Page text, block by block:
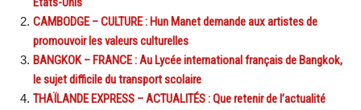
CAMBODGE – CULTURE : Hun Manet demande aux artistes de
promouvoir les valeurs culturelles
BANGKOK – FRANCE : Au Lycée international français de Bangkok,
le sujet difficile du transport scolaire
THAÏLANDE EXPRESS – ACTUALITÉS : Que retenir de l’actualité